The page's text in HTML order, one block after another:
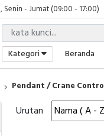
Senin - Jumat (09:00 - 17:00)
- Jumat (09:00 - 17:00)
- Jumat (08:00 - 17:00)
Senin - Jumat (09:00 - 17:00)
- Jumat (09:00 - 17:00)
Kategori Beranda
Pendant / Crane
Urutan